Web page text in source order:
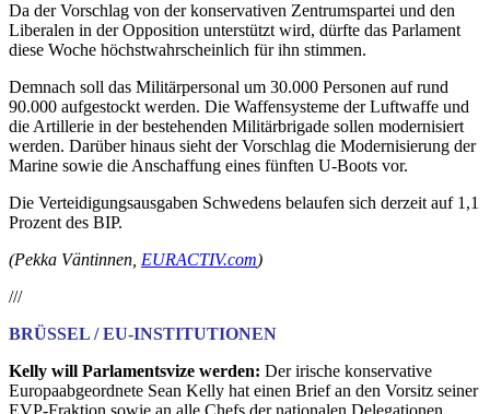
Da der Vorschlag von der konservativen Zentrumspartei und den
Liberalen in der Opposition unterstützt wird, dürfte das Parlament
diese Woche höchstwahrscheinlich für ihn stimmen.
Demnach soll das Militärpersonal um 30.000 Personen auf rund
90.000 aufgestockt werden. Die Waffensysteme der Luftwaffe und
die Artillerie in der bestehenden Militärbrigade sollen modernisiert
werden. Darüber hinaus sieht der Vorschlag die Modernisierung der
Marine sowie die Anschaffung eines fünften U-Boots vor.
Die Verteidigungsausgaben Schwedens belaufen sich derzeit auf 1,1
Prozent des BIP.
(Pekka Väntinnen, EURACTIV.com)
///
BRÜSSEL / EU-INSTITUTIONEN
Kelly will Parlamentsvize werden: Der irische konservative
Europaabgeordnete Sean Kelly hat einen Brief an den Vorsitz seiner